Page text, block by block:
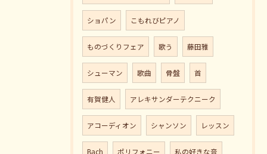
ショパン こもれびピアノ
ものづくりフェア 歌う 藤田雅
シューマン 歌曲 骨盤 首
有賀健人 アレキサンダーテクニーク
アコーディオン シャンソン レッスン
Bach ポリフォニー 私の好きな音